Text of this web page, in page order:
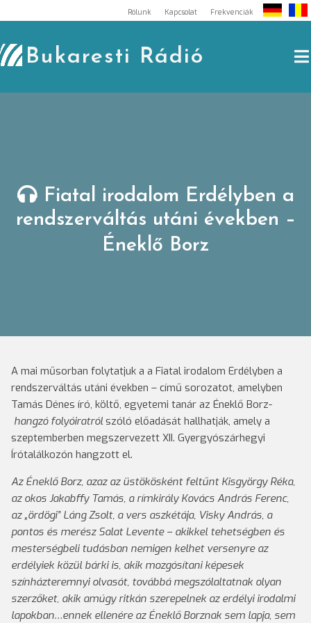
to
content
Rólunk Kapcsolat Frekvenciák
Bukaresti Rádió
Fiatal irodalom Erdélyben a
rendszerváltás utáni években –
Éneklő Borz
A mai műsorban folytatjuk a a Fiatal irodalom Erdélyben a
rendszerváltás utáni években – című sorozatot, amelyben
Tamás Dénes író, költő, egyetemi tanár az Éneklő Borz-
hangzó folyóiratrólszóló előadását hallhatják, amely a
szeptemberben megszervezett XII. Gyergyószárhegyi
Írótalálkozón hangzott el.
Az Éneklő Borz, azaz az üstökösként feltűnt Kisgyörgy Réka,
az okos Jakabffy Tamás, a rímkirály Kovács András Ferenc,
az „ördögi” Láng Zsolt, a vers aszkétája, Visky András, a
pontos és merész Salat Levente – akikkel tehetségben és
mesterségbeli tudásban nemigen kelhet versenyre az
erdélyiek közül bárki is, akik mozgósítani képesek
színházteremnyi olvasót, továbbá megszólaltatnak olyan
szerzőket, akik amúgy ritkán szerepelnek az erdélyi irodalmi
lapokban…ennek ellenére az Éneklő Borznak sem lapja, sem